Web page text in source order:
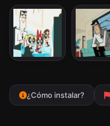
¿Cómo instalar?